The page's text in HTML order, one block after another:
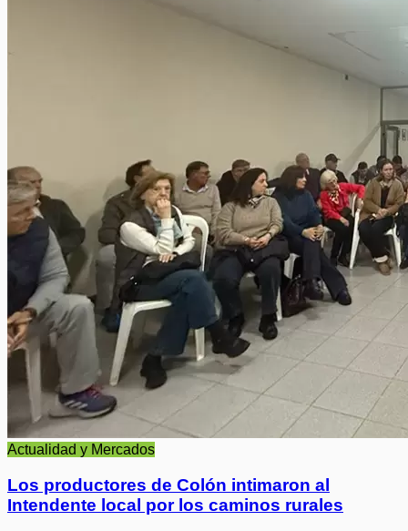
Actualidad y Mercados
Los productores de Colón intimaron al
Intendente local por los caminos rurales